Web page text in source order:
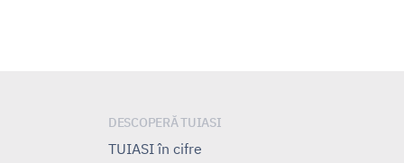
DESCOPERĂ TUIASI
TUIASI în cifre